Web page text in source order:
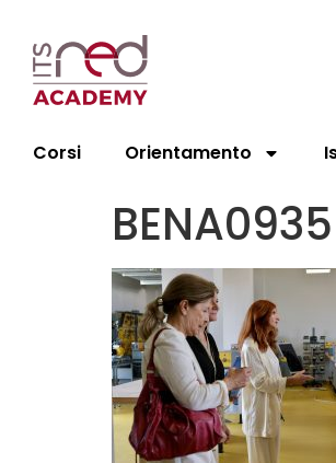
Corsi Orientamento
BENA0935